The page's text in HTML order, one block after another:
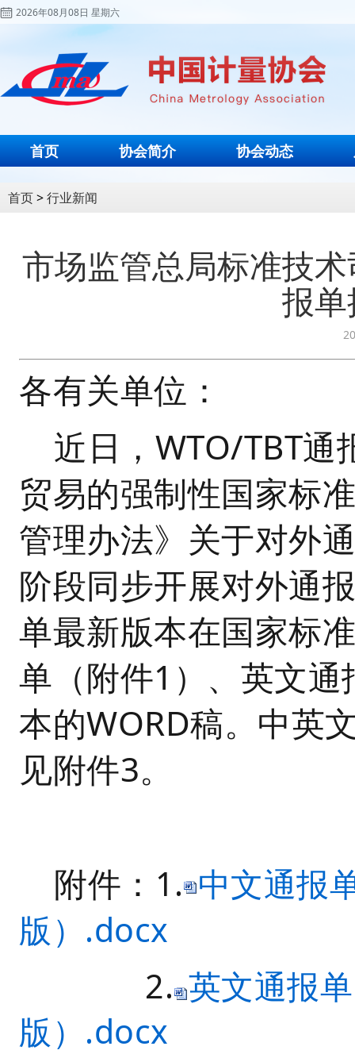
2026年08月08日 星期六
首页 协会简介 协会动态
首页>行业新闻
市场监管总局标准技
报
各有关单位：
近日，WTO/TBT通
贸易的强制性国家标
管理办法》关于对外
阶段同步开展对外通
单最新版本在国家标
单（附件1）、英文
本的WORD稿。中英
见附件3。
附件： 1. 中文通报
版）.docx
2. 英文通报
版）.docx